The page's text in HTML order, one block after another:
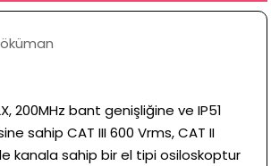
200MHz bant genişliğine ve IP51
sahip CAT III 600 Vrms, CAT II
kanala sahip bir el tipi osiloskoptur